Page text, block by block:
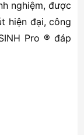
nghiệm, được
hiện đại, công
Pro ® đáp